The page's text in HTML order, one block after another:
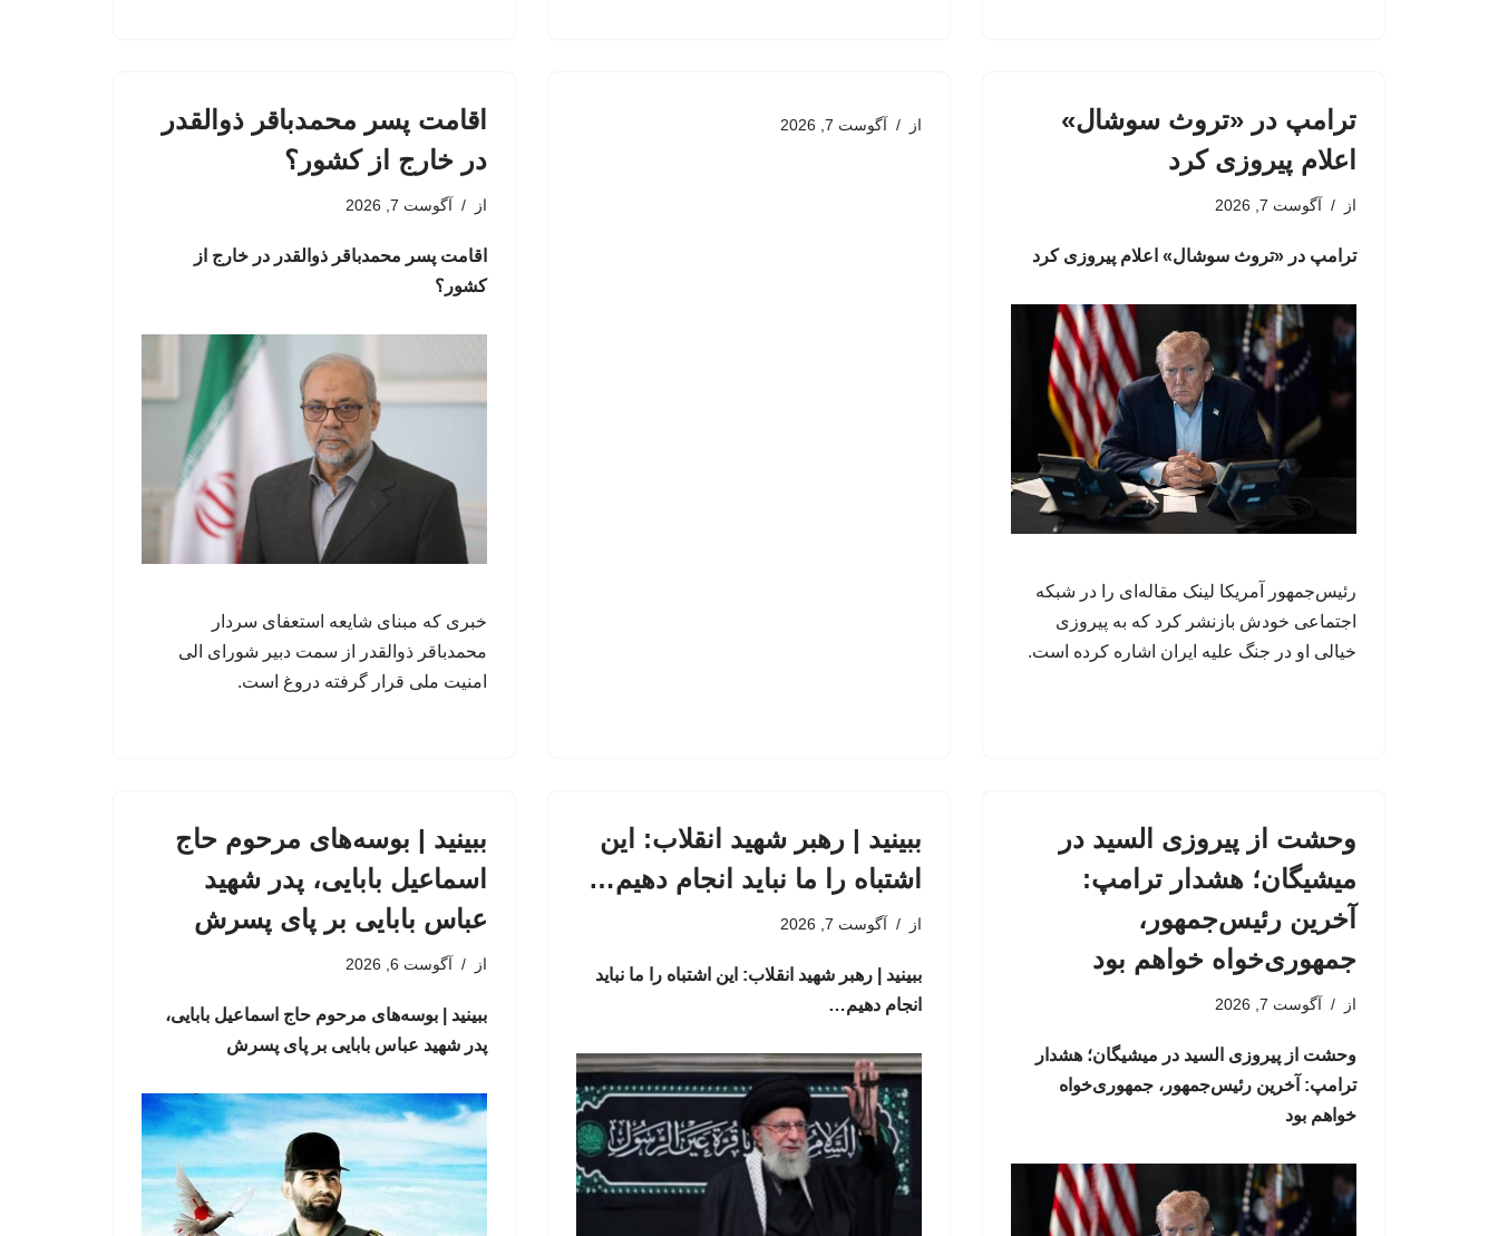
ترامپ در «تروث سوشال»
اعلام پیروزی کرد
از آگوست 7, 2026
ترامپ در «تروث سوشال» اعلام پیروزی کرد
رئیس‌جمهور آمریکا لینک مقاله‌ای را در شبکه
اجتماعی خودش بازنشر کرد که به پیروزی
خیالی او در جنگ علیه ایران اشاره کرده است.
از آگوست 7, 2026
اقامت پسر محمدباقر ذوالقدر
در خارج از کشور؟
از آگوست 7, 2026
اقامت پسر محمدباقر ذوالقدر در خارج از
کشور؟
خبری که مبنای شایعه استعفای سردار
محمدباقر ذوالقدر از سمت دبیر شورای الی
امنیت ملی قرار گرفته دروغ است.
وحشت از پیروزی السید در
میشیگان؛ هشدار ترامپ:
آخرین رئیس‌جمهور،
جمهوری‌خواه خواهم بود
از آگوست 7, 2026
وحشت از پیروزی السید در میشیگان؛ هشدار
ترامپ: آخرین رئیس‌جمهور، جمهوری‌خواه
خواهم بود
ببینید | رهبر شهید انقلاب: این
اشتباه را ما نباید انجام دهیم…
از آگوست 7, 2026
ببینید | رهبر شهید انقلاب: این اشتباه را ما نباید
انجام دهیم…
ببینید | بوسه‌های مرحوم حاج
اسماعیل بابایی، پدر شهید
عباس بابایی بر پای پسرش
از آگوست 6, 2026
ببینید | بوسه‌های مرحوم حاج اسماعیل بابایی،
پدر شهید عباس بابایی بر پای پسرش